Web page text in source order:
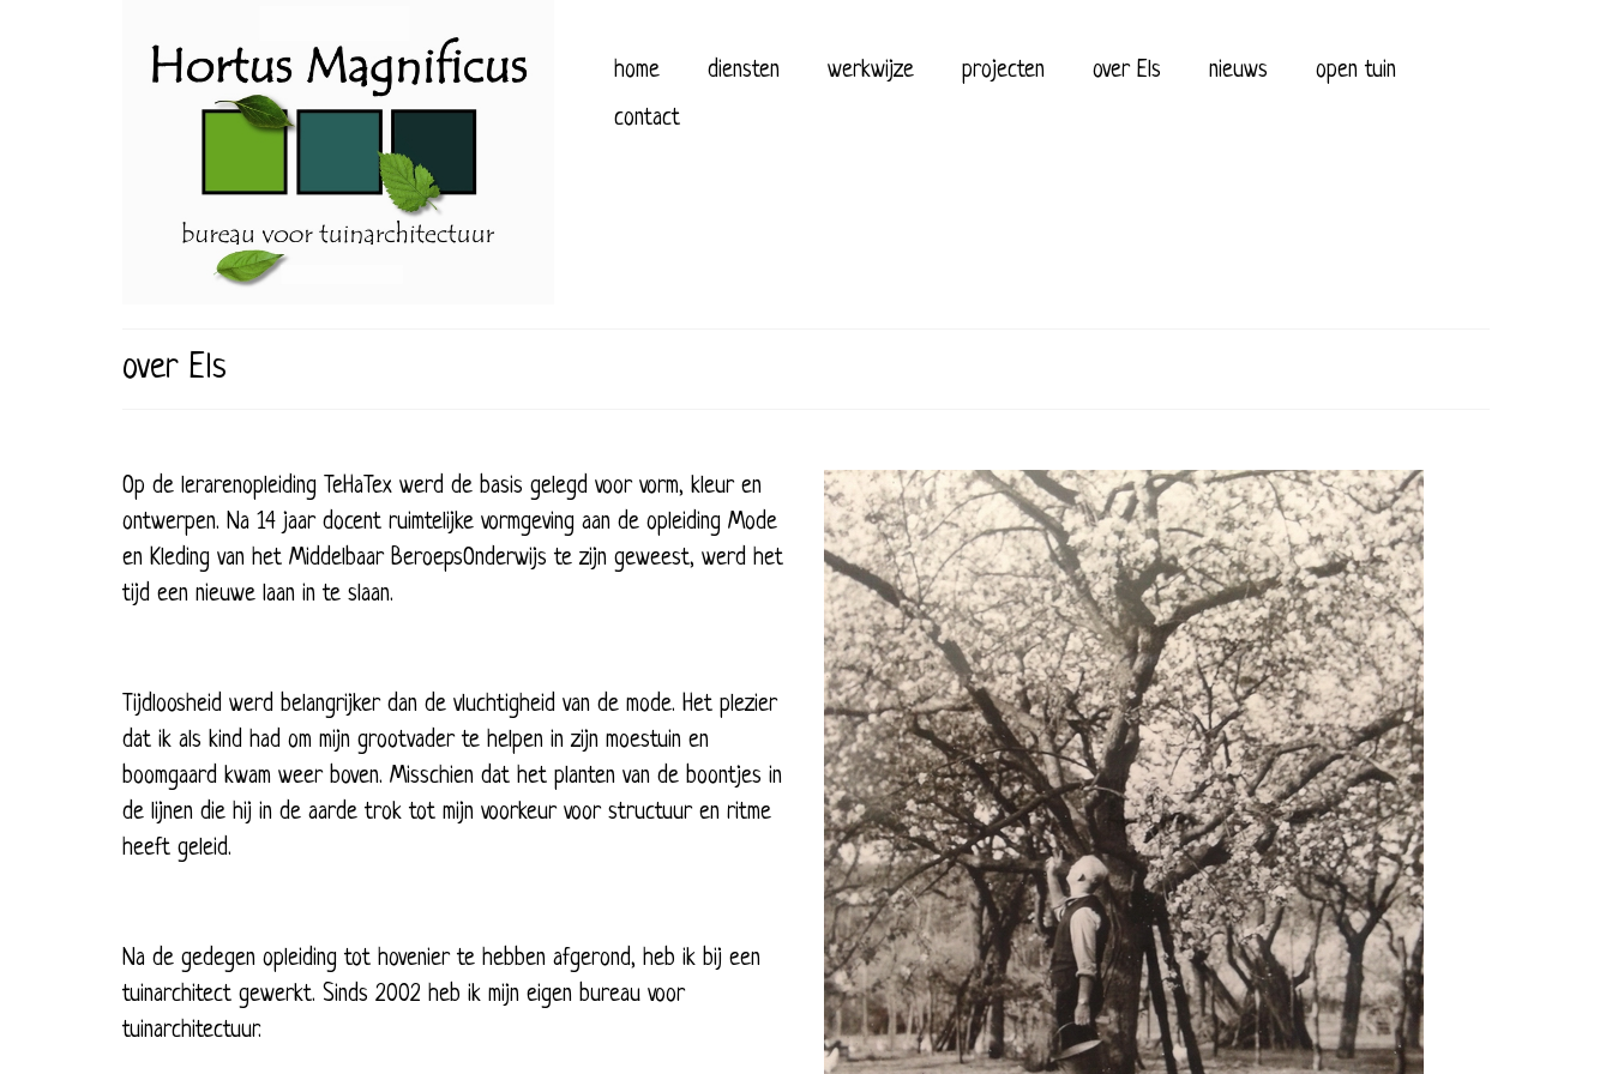
home diensten werkwijze projecten over Els nieuws
open tuin
contact
over Els
Op de lerarenopleiding TeHaTex werd de basis gelegd voor vorm, kleur en
ontwerpen. Na 14 jaar docent ruimtelijke vormgeving aan de opleiding Mode
en Kleding van het Middelbaar BeroepsOnderwijs te zijn geweest, werd het
tijd een nieuwe laan in te slaan.
Tijdloosheid werd belangrijker dan de vluchtigheid van de mode. Het plezier
dat ik als kind had om mijn grootvader te helpen in zijn moestuin en
boomgaard kwam weer boven. Misschien dat het planten van de boontjes in
de lijnen die hij in de aarde trok tot mijn voorkeur voor structuur en ritme
heeft geleid.
Na de gedegen opleiding tot hovenier te hebben afgerond, heb ik bij een
tuinarchitect gewerkt. Sinds 2002 heb ik mijn eigen bureau voor
tuinarchitectuur.